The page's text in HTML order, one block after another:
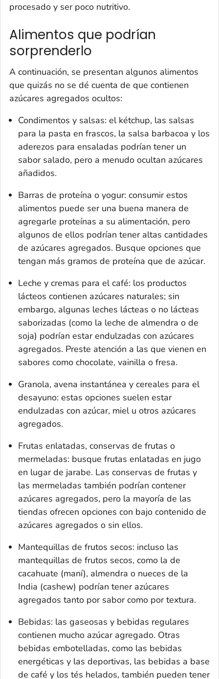
procesado y ser poco nutritivo.
Alimentos que podrían
sorprenderlo
A continuación, se presentan algunos alimentos
que quizás no se dé cuenta de que contienen
azúcares agregados ocultos:
Condimentos y salsas: el kétchup, las salsas
para la pasta en frascos, la salsa barbacoa y los
aderezos para ensaladas podrían tener un
sabor salado, pero a menudo ocultan azúcares
añadidos.
Barras de proteína o yogur: consumir estos
alimentos puede ser una buena manera de
agregarle proteínas a su alimentación, pero
algunos de ellos podrían tener altas cantidades
de azúcares agregados. Busque opciones que
tengan más gramos de proteína que de azúcar.
Leche y cremas para el café: los productos
lácteos contienen azúcares naturales; sin
embargo, algunas leches lácteas o no lácteas
saborizadas (como la leche de almendra o de
soja) podrían estar endulzadas con azúcares
agregados. Preste atención a las que vienen en
sabores como chocolate, vainilla o fresa.
Granola, avena instantánea y cereales para el
desayuno: estas opciones suelen estar
endulzadas con azúcar, miel u otros azúcares
agregados.
Frutas enlatadas, conservas de frutas o
mermeladas: busque frutas enlatadas en jugo
en lugar de jarabe. Las conservas de frutas y
las mermeladas también podrían contener
azúcares agregados, pero la mayoría de las
tiendas ofrecen opciones con bajo contenido de
azúcares agregados o sin ellos.
Mantequillas de frutos secos: incluso las
mantequillas de frutos secos, como la de
cacahuate (maní), almendra o nueces de la
India (cashew) podrían tener azúcares
agregados tanto por sabor como por textura.
Bebidas: las gaseosas y bebidas regulares
contienen mucho azúcar agregado. Otras
bebidas embotelladas, como las bebidas
energéticas y las deportivas, las bebidas a base
de café y los tés helados, también pueden tener